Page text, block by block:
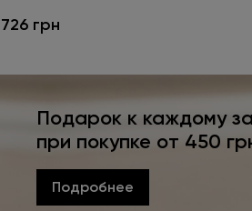
726 грн
Подарок к каждому
при покупке от 450
Подробнее